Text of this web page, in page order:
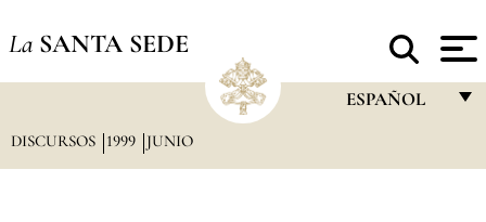
La SANTA SEDE
ESPAÑOL
DISCURSOS 1999 JUNIO